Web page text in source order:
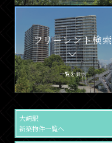
フリーレント検索
一覧を表示
大崎駅
新築物件一覧へ